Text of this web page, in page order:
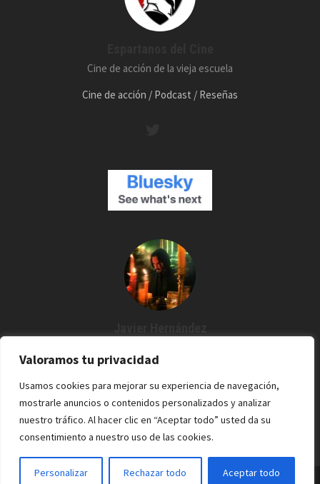
Valoramos tu privacidad
Usamos cookies para mejorar su experiencia de navegación,
mostrarle anuncios o contenidos personalizados y analizar
nuestro tráfico. Al hacer clic en “Aceptar todo” usted da su
consentimiento a nuestro uso de las cookies.
Personalizar Rechazar todo Aceptar todo
Cine de acción de la vieja escuela
Cine de acción / Podcast / Reseñas
entonces estoy por aquí. Cine / Rock /Pixel.